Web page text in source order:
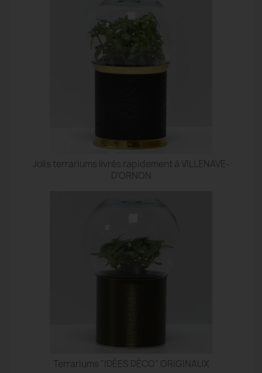
Jolis terrariums livrés rapidement à VILLENAVE-
D'ORNON
Terrariums "IDÉES DÉCO" ORIGINAUX